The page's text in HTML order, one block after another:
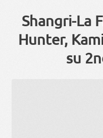
Shangri-La
Hunter,
su